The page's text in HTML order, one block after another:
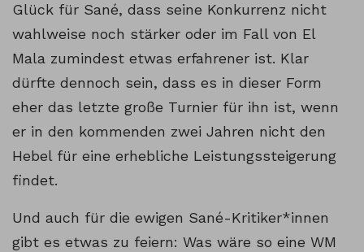
Glück für Sané, dass seine Konkurrenz nicht
wahlweise noch stärker oder im Fall von El
Mala zumindest etwas erfahrener ist. Klar
dürfte dennoch sein, dass es in dieser Form
eher das letzte große Turnier für ihn ist, wenn
er in den kommenden zwei Jahren nicht den
Hebel für eine erhebliche Leistungssteigerung
findet.
Und auch für die ewigen Sané-Kritiker*innen
gibt es etwas zu feiern: Was wäre so eine WM